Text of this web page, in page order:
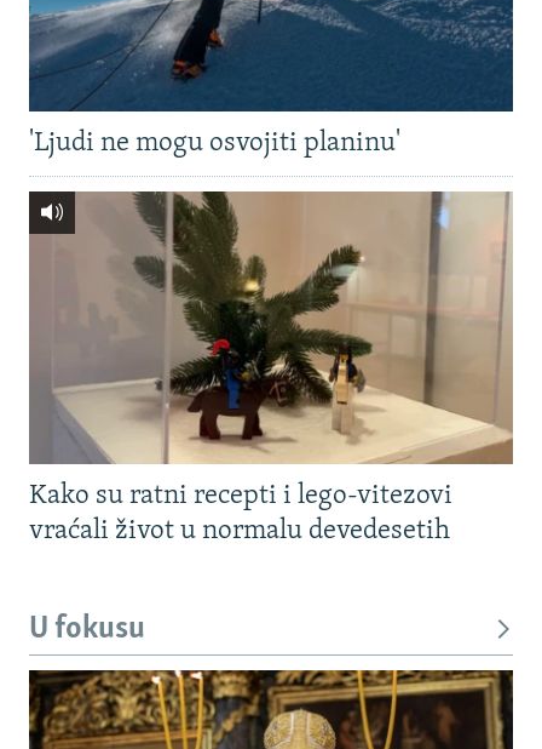
'Ljudi ne mogu osvojiti planinu'
Kako su ratni recepti i lego-vitezovi
vraćali život u normalu devedesetih
U fokusu